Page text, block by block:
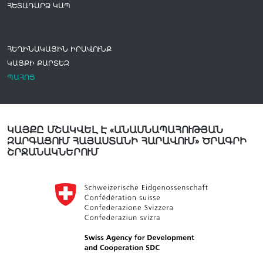
ՀԵՏԱԴԱՐՁ ԿԱՊ
ՀԵՂԻՆԱԿԱՅԻՆ ԻՐԱՎՈՒՆՔ
ԿԱՅՔԻ ՔԱՐՏԵԶ
ՊԱՀՈՑ
ԿԱՅՔԸ ՄՇԱԿՎԵԼ Է «ԱՆԱՍՆԱՊԱՀՈՒԹՅԱՆ
ԶԱՐԳԱՑՈՒՄ ՀԱՅԱՍՏԱՆԻ ՀԱՐԱՎՈՒՄ» ԾՐԱԳՐԻ
ՇՐՋԱՆԱԿՆԵՐՈՒՄ